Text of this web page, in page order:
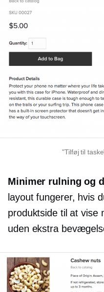
"Tilføj til
Minimer rulning og
layout fungerer, hvis
produktside til at vise
uden ekstra